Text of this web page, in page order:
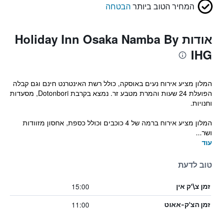
המחיר הטוב ביותר הבטחה
אודות Holiday Inn Osaka Namba By
IHG
המלון מציע אירוח נעים באוסקה, כולל רשת האינטרנט חינם וגם קבלה
הפועלת 24 שעות והמרת מטבע זר. נמצא בקרבת Dotonbori, מסעדות
וחנויות.
המלון מציע אירוח ברמה של 4 כוכבים וכולל כספת, אחסון מזוודות
ושר...
עוד
טוב לדעת
זמן צ\'ק אין 15:00
זמן הצ'ק-אאוט 11:00